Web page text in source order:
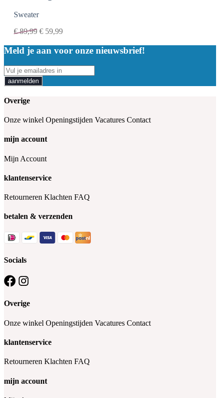
Sweater
€89,99 € 59,99
Meld je aan voor onze nieuwsbrief!
aanmelden
Overige
Onze winkel Openingstijden Vacatures Contact
mijn account
Mijn Account
klantenservice
Retourneren Klachten FAQ
betalen & verzenden
Socials
Overige
Onze winkel Openingstijden Vacatures Contact
klantenservice
Retourneren Klachten FAQ
mijn account